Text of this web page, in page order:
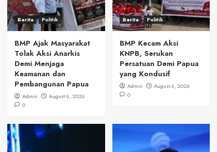
Berita Politik
BMP Ajak Masyarakat
Tolak Aksi Anarkis
Demi Menjaga
Keamanan dan
Pembangunan Papua
Admin
August 6, 2026
0
Berita Politik
BMP Kecam Aksi
KNPB, Serukan
Persatuan Demi Papua
yang Kondusif
Admin
August 6, 2026
0